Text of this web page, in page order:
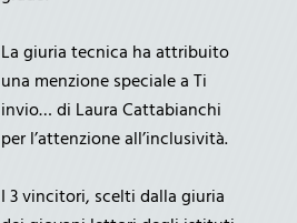
La giuria tecnica ha attribuito
una menzione speciale a Ti
invio… di Laura Cattabianchi
per l’attenzione all’inclusività.
I 3 vincitori, scelti dalla giuria